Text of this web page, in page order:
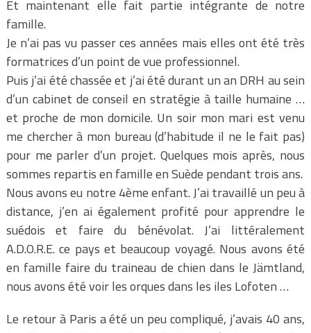
Et maintenant elle fait partie intégrante de notre
famille.
Je n’ai pas vu passer ces années mais elles ont été très
formatrices d’un point de vue professionnel.
Puis j’ai été chassée et j’ai été durant un an DRH au sein
d’un cabinet de conseil en stratégie à taille humaine …
et proche de mon domicile. Un soir mon mari est venu
me chercher à mon bureau (d’habitude il ne le fait pas)
pour me parler d’un projet. Quelques mois après, nous
sommes repartis en famille en Suède pendant trois ans.
Nous avons eu notre 4ème enfant. J’ai travaillé un peu à
distance, j’en ai également profité pour apprendre le
suédois et faire du bénévolat. J’ai littéralement
A.D.O.R.E. ce pays et beaucoup voyagé. Nous avons été
en famille faire du traineau de chien dans le Jämtland,
nous avons été voir les orques dans les iles Lofoten …
Le retour à Paris a été un peu compliqué, j’avais 40 ans,